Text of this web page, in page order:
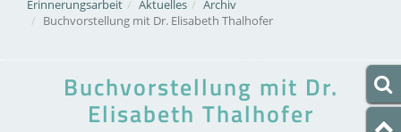
Erinnerungsarbeit Aktuelles
Archiv
Buchvorstellung mit Dr. Elisabeth Thalhofer
Buchvorstellung mit Dr.
Elisabeth Thalhofer